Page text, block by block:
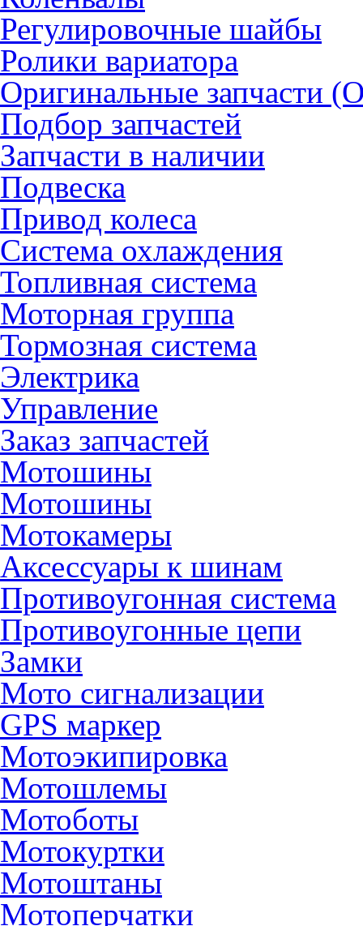
Регулировочные шайбы
Ролики вариатора
Оригинальные запчасти
Подбор запчастей
Запчасти в наличии
Подвеска
Привод колеса
Система охлаждения
Топливная система
Моторная группа
Тормозная система
Электрика
Управление
Заказ запчастей
Мотошины
Мотошины
Мотокамеры
Аксессуары к шинам
Противоугонная система
Противоугонные цепи
Замки
Мото сигнализации
GPS маркер
Мотоэкипировка
Мотошлемы
Мотоботы
Мотокуртки
Мотоштаны
Мотоперчатки